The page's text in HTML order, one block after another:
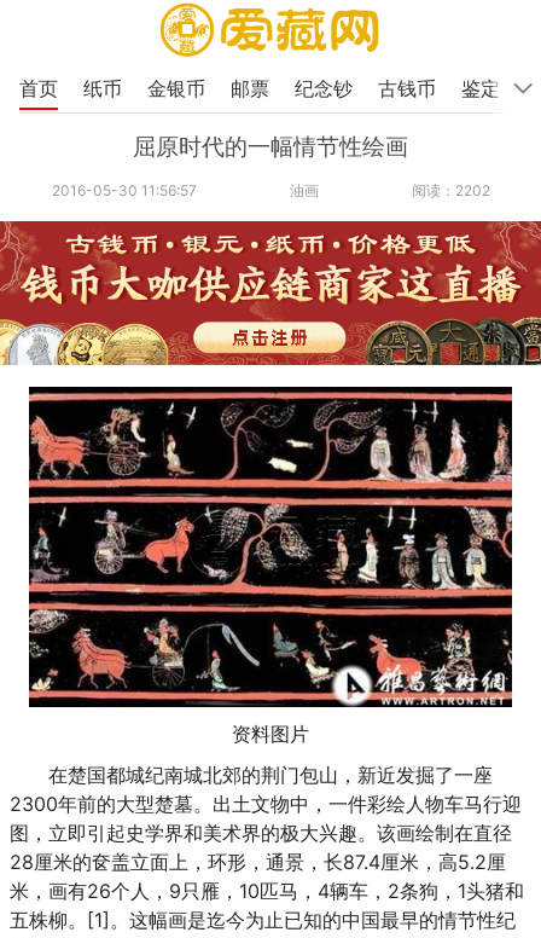
首页 纸币 金银币 邮票 纪念钞 古钱币 鉴定
屈原时代的一幅情节性绘画
2016-05-30 11:56:57 油画 阅读：2202
资料图片
在楚国都城纪南城北郊的荆门包山，新近发掘了一座
2300年前的大型楚墓。出土文物中，一件彩绘人物车马行迎
图，立即引起史学界和美术界的极大兴趣。该画绘制在直径
28厘米的奁盖立面上，环形，通景，长87.4厘米，高5.2厘
米，画有26个人，9只雁，10匹马，4辆车，2条狗，1头猪和
五株柳。[1]。这幅画是迄今为止已知的中国最早的情节性纪